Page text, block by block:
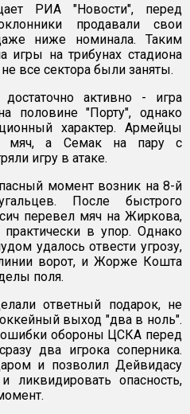
РИА "Новости", перед
продавали свои
ниже номинала. Таким
игры на трибунах стадиона
все сектора были заняты.
активно - игра
половине "Порту", однако
характер. Армейцы
мяч, а Семак на пару с
игру в атаке.
момент возник на 8-й
После быстрого
перевел мяч на Жиркова,
в упор. Однако
удалось отвести угрозу,
ворот, и Жорже Кошта
поля.
ответный подарок, не
выход "два в ноль".
ошибки обороны ЦСКА перед
два игрока соперника.
и позволил Дейвидасу
ликвидировать опасность,